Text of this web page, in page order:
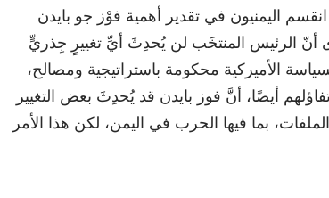
انقسم اليمنيون في تقدير أهمية فوْز جو بايدن
أنّ الرئيس المنتخَب لن يُحدِثَ أيِّ تغييرٍ جِذريٍّ
الأميركية محكومة باستراتيجية ومصالح،
أيضًا، أنَّ فوز بايدن قد يُحدِثَ بعض التغيير
بما فيها الحرب في اليمن، لكن هذا الأمر